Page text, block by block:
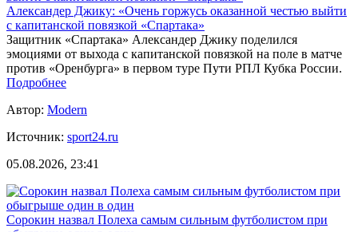
Александер Джику: «Очень горжусь оказанной честью выйти
с капитанской повязкой «Спартака»
Защитник «Спартака» Александер Джику поделился
эмоциями от выхода с капитанской повязкой на поле в матче
против «Оренбурга» в первом туре Пути РПЛ Кубка России.
Подробнее
Автор: Modern
Источник: sport24.ru
05.08.2026, 23:41
Сорокин назвал Полеха самым сильным футболистом при